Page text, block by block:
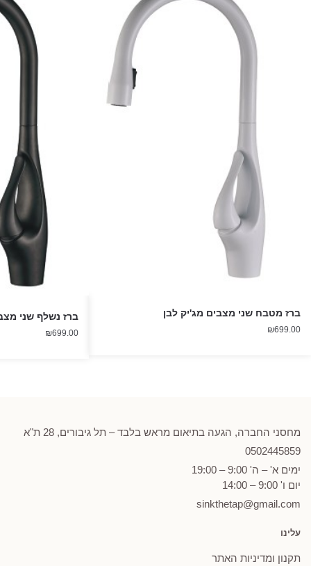
ברז מטבח שני מצבים מג'יק לבן
₪699.00
ברז נשלף שני
₪699.00
מחסני החברה, הגעה בתיאום מראש בלבד – תל גיבורים, 28 ת"א
0502445859
ימים א' – ה' 9:00 – 19:00
יום ו' 9:00 – 14:00
sinkthetap@gmail.com
עלינו
תקנון ומדיניות האתר